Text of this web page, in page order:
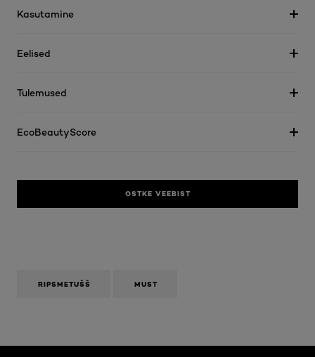
Kasutamine
Eelised
Tulemused
EcoBeautyScore
OSTKE VEEBIST
RIPSMETUŠŠ MUST